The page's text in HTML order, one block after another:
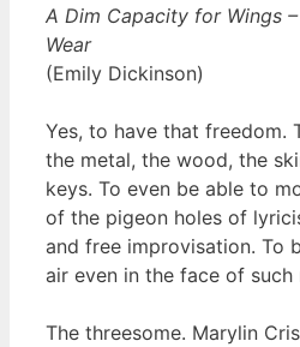
A Dim Capacity for Wings
Wear
(Emily Dickinson)
Yes, to have that freedom.
the metal, the wood, the
keys. To even be able to
of the pigeon holes of
and free improvisation. To
air even in the face of such
The threesome. Marylin